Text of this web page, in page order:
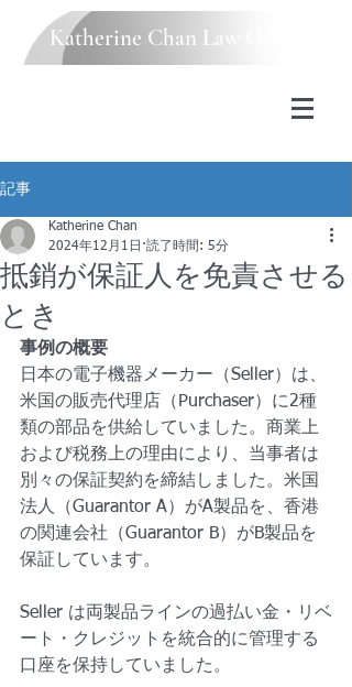
Katherine Chan Law Office
記事
抵銷が保証人を免責させる
とき
Katherine Chan
2024年12月1日 読了時間: 5分
事例の概要
日本の電子機器メーカー（Seller）は、
米国の販売代理店（Purchaser）に2種
類の部品を供給していました。商業上
および税務上の理由により、当事者は
別々の保証契約を締結しました。米国
法人（Guarantor A）がA製品を、香港
の関連会社（Guarantor B）がB製品を
保証しています。
Seller は両製品ラインの過払い金・リベ
ート・クレジットを統合的に管理する
口座を保持していました。